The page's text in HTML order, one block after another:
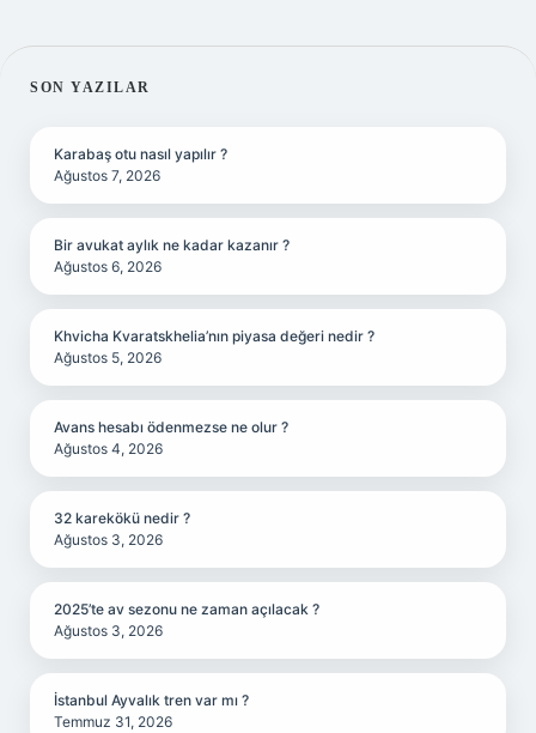
SIDEBAR
SON YAZILAR
Karabaş otu nasıl yapılır ?
Ağustos 7, 2026
Bir avukat aylık ne kadar kazanır ?
Ağustos 6, 2026
Khvicha Kvaratskhelia’nın piyasa değeri nedir ?
Ağustos 5, 2026
Avans hesabı ödenmezse ne olur ?
Ağustos 4, 2026
32 karekökü nedir ?
Ağustos 3, 2026
2025’te av sezonu ne zaman açılacak ?
Ağustos 3, 2026
İstanbul Ayvalık tren var mı ?
Temmuz 31, 2026